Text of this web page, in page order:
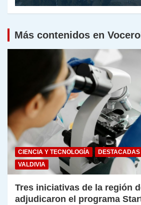
Más contenidos en
CIENCIA Y TECNOLOGÍA DESTACADAS
VALDIVIA
Tres iniciativas de la región
adjudicaron el programa